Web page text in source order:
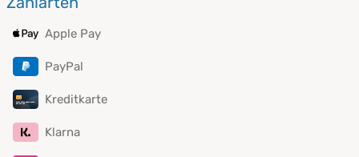
Apple Pay
PayPal
Kreditkarte
Klarna